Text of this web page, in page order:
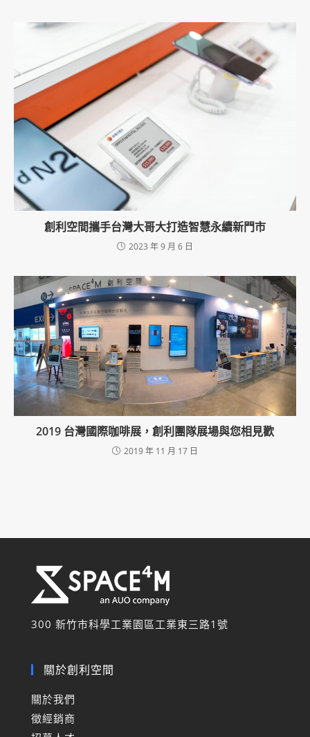
創利空間攜手台灣大哥大打造智慧永續新門市
2023 年 9 月 6 日
2019 台灣國際咖啡展，創利團隊展場與您相見歡
2019 年 11 月 17 日
300 新竹市科學工業園區工業東三路1 號
關於創利空間
關於我們
徵經銷商